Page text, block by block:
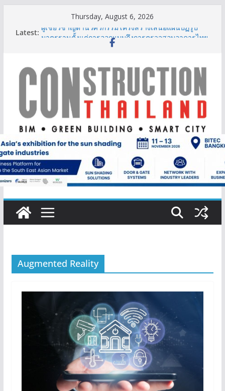
Thursday, August 6, 2026
Latest: ผู้เชี่ยวชาญด้านวิศวกรรมโครงสร้างเสนอแผนปฏิรูป
มาตรฐานตั้งแต่การออกแบบถึงการตรวจสอบอาคารไทย
การเดินทางที่สะดวกยิ่งขึ้น ภายใต้แนวคิด “More of
What You Love”
BCT Expo 2026 ชูแนวคิด “Empowering Net Zero in
Construction & Mining” ขับเคลื่อนอุตสาหกรรม
ก่อสร้างและเหมืองแร่สู่สังคมคาร์บอนต่ำอย่างยั่งยืน
เดินหน้าสร้างการเติบโตอย่างยั่งยืน
IHG Hotels & Resorts เปิดตัว ฮอลิเดย์ อินน์ เอ็กซ์เพรส
อ่าวนางแห่งแรกในกระบี่
Augmented Reality